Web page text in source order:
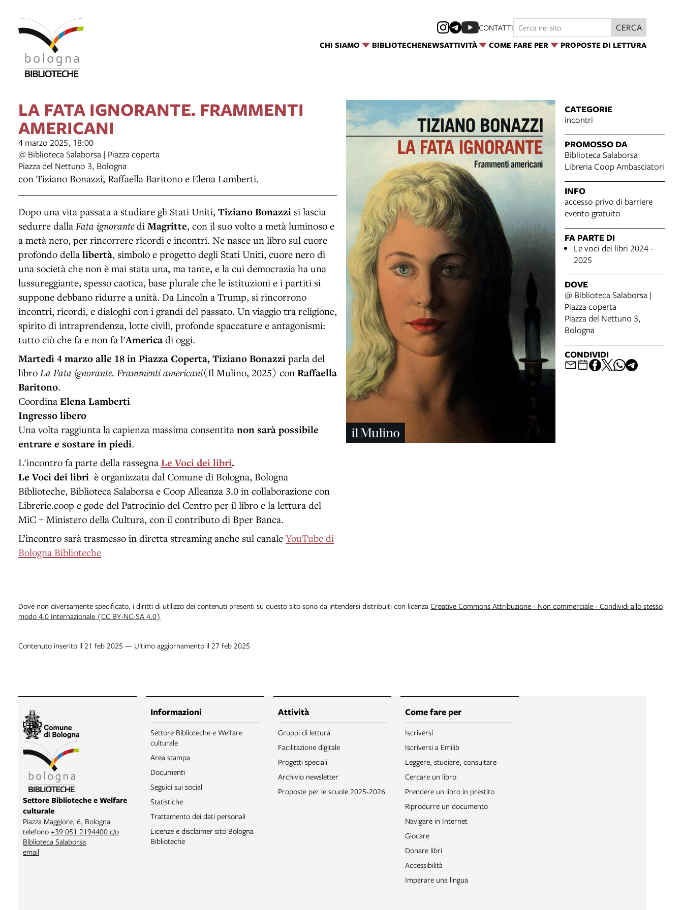
CHI SIAMO BIBLIOTECHENEWSATTIVITÀ COME FARE PER PROPOSTE DI LETTURA
CONTATTI CERCA
LA FATA IGNORANTE. FRAMMENTI
AMERICANI
4 marzo 2025, 18:00
@ Biblioteca Salaborsa | Piazza coperta
Piazza del Nettuno 3, Bologna
con Tiziano Bonazzi, Raffaella Baritono e Elena Lamberti.
Dopo una vita passata a studiare gli Stati Uniti, Tiziano Bonazzi si lascia
sedurre dalla Fata ignorantedi Magritte, con il suo volto a metà luminoso e
a metà nero, per rincorrere ricordi e incontri. Ne nasce un libro sul cuore
profondo della libertà, simbolo e progetto degli Stati Uniti, cuore nero di
una società che non è mai stata una, ma tante, e la cui democrazia ha una
lussureggiante, spesso caotica, base plurale che le istituzioni e i partiti si
suppone debbano ridurre a unità. Da Lincoln a Trump, si rincorrono
incontri, ricordi, e dialoghi con i grandi del passato. Un viaggio tra religione,
spirito di intraprendenza, lotte civili, profonde spaccature e antagonismi:
tutto ciò che fa e non fa l'America di oggi.
Martedì 4 marzoalle 18 in Piazza Coperta,Tiziano Bonazzi parla del
libro La Fata ignorante. Frammenti americani(Il Mulino, 2025) con Raffaella
Baritono.
Coordina Elena Lamberti
Ingresso libero
Una volta raggiunta la capienza massima consentita non sarà possibile
entrare e sostare in piedi.
L'incontro fa parte della rassegna Le Voci dei libri.
Le Voci dei libri è organizzata dal Comune di Bologna, Bologna
Biblioteche, Biblioteca Salaborsa e Coop Alleanza 3.0 in collaborazione con
Librerie.coop e gode del Patrocinio del Centro per il libro e la lettura del
MiC – Ministero della Cultura, con il contributo di Bper Banca.
L’incontro sarà trasmesso in diretta streaming anche sul canale YouTube di
Bologna Biblioteche
CATEGORIE
incontri
PROMOSSO DA
Biblioteca Salaborsa
Libreria Coop Ambasciatori
INFO
accesso privo di barriere
evento gratuito
FA PARTE DI
Le voci dei libri 2024 -
2025
DOVE
@ Biblioteca Salaborsa |
Piazza coperta
Piazza del Nettuno 3,
Bologna
CONDIVIDI
Dove non diversamente specificato, i diritti di utilizzo dei contenuti presenti su questo sito sono da intendersi distribuiti con licenza Creative Commons Attribuzione - Non commerciale - Condividi allo stesso
modo 4.0 Internazionale (CC BY-NC-SA 4.0)
Contenuto inserito il 21 feb 2025 — Ultimo aggiornamento il 27 feb 2025
Settore Biblioteche e Welfare
culturale
Piazza Maggiore, 6, Bologna
telefono +39 051 2194400 c/o
Biblioteca Salaborsa
email
Informazioni
Settore Biblioteche e Welfare
culturale
Area stampa
Documenti
Seguici sui social
Statistiche
Trattamento dei dati personali
Licenze e disclaimer sito Bologna
Biblioteche
Attività
Gruppi di lettura
Facilitazione digitale
Progetti speciali
Archivio newsletter
Proposte per le scuole 2025-2026
Come fare per
Iscriversi
Iscriversi a Emilib
Leggere, studiare, consultare
Cercare un libro
Prendere un libro in prestito
Riprodurre un documento
Navigare in Internet
Giocare
Donare libri
Accessibilità
Imparare una lingua